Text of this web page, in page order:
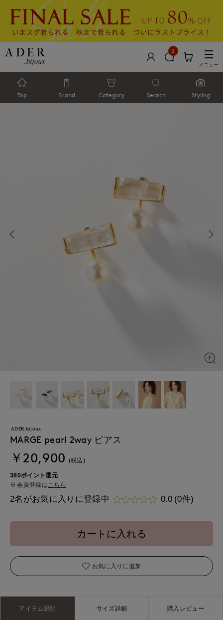
2
メニュー
Top Brand Category Search Styling
ADER.bijoux
MARGE pearl 2way ピアス
￥20,900 (税込)
380ポイント還元
会員登録は こちら
2名がお気に入りに登録中 0.0 (0件)
カートに入れる
お気に入りに追加
アイテム説明 サイズ詳細 購入レビュー